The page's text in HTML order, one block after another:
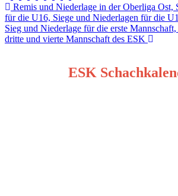
Beitragsnavigation
Remis und Niederlage in der Oberliga Ost,
für die U16, Siege und Niederlagen für die
Sieg und Niederlage für die erste
dritte und vierte Mannschaft des ESK
ESK